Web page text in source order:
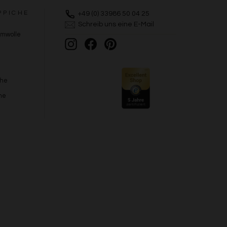
+49 (0) 33986 50 04 25
Schreib uns eine E-Mail
Instagram
FacebookPinterest